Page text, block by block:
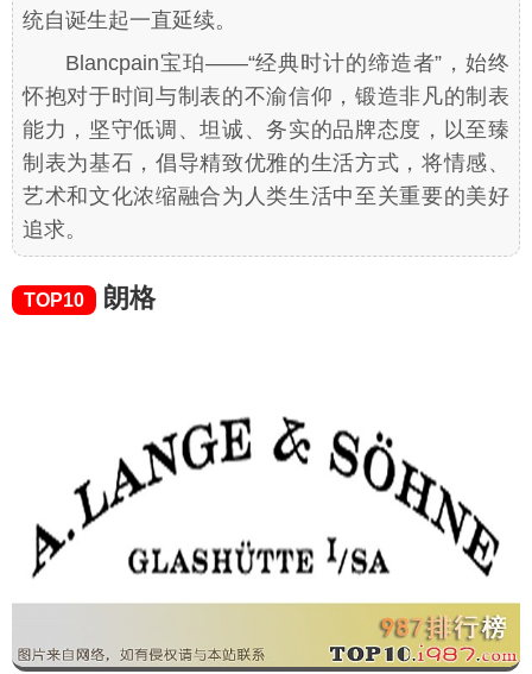
统自诞生起一直延续。
Blancpain宝珀——“经典时计的缔造者”，始终
怀抱对于时间与制表的不渝信仰，锻造非凡的制表
能力，坚守低调、坦诚、务实的品牌态度，以至臻
制表为基石，倡导精致优雅的生活方式，将情感、
艺术和文化浓缩融合为人类生活中至关重要的美好
追求。
TOP10 朗格